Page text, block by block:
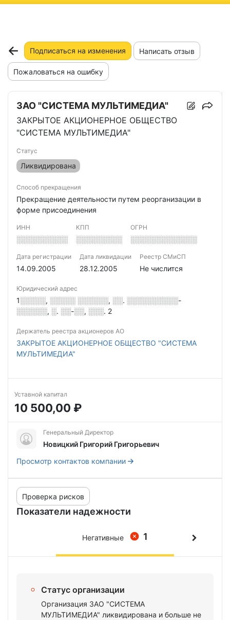
Подписаться на изменения Написать отзыв
Пожаловаться на ошибку
ЗАО "СИСТЕМА МУЛЬТИМЕДИА"
ЗАКРЫТОЕ АКЦИОНЕРНОЕ ОБЩЕСТВО
"СИСТЕМА МУЛЬТИМЕДИА"
Статус
Ликвидирована
Способ прекращения
Прекращение деятельности путем реорганизации в
форме присоединения
ИНН
░░░░░░░░░░
КПП
░░░░░░░░░
ОГРН
░░░░░░░░░░░░░
Дата регистрации
14.09.2005
Дата ликвидации
28.12.2005
Реестр СМиСП
Не числится
Юридический адрес
1░░░░░, ░░░░░ ░░░░░░, ░░. ░░░░░░░░░░-
░░░░░░, ░. ░░-░░, ░░░. 2
Держатель реестра акционеров АО
ЗАКРЫТОЕ АКЦИОНЕРНОЕ ОБЩЕСТВО "СИСТЕМА
МУЛЬТИМЕДИА"
Уставной капитал
10 500,00 ₽
Генеральный Директор
Новицкий Григорий Григорьевич
Просмотр контактов компании
Показатели надежности
Проверка рисков
1
Негативные
Статус организации
Организация ЗАО "СИСТЕМА
МУЛЬТИМЕДИА" ликвидирована и больше не